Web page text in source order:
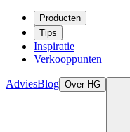
Producten
Tips
Inspiratie
Verkooppunten
AdviesBlog Over HG